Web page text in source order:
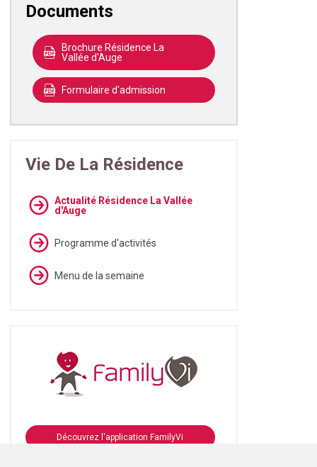
Documents
Brochure Résidence La
Vallée d'Auge
Formulaire d'admission
Vie De La Résidence
Actualité Résidence La Vallée
d'Auge
Programme d'activités
Menu de la semaine
Découvrez l'application FamilyVi